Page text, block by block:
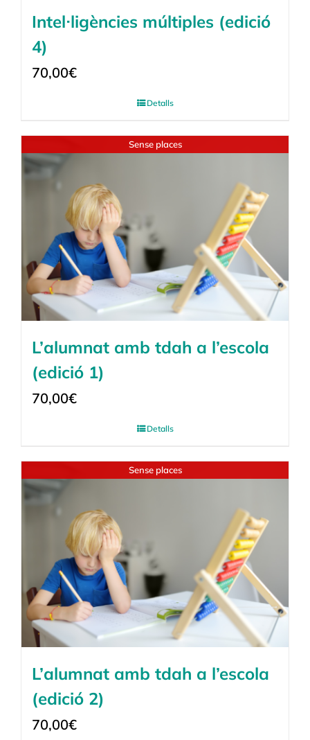
Intel·ligències múltiples (edició
4)
70,00€
Detalls
Sense places
L’alumnat amb tdah a l’escola
(edició 1)
70,00€
Detalls
Sense places
L’alumnat amb tdah a l’escola
(edició 2)
70,00€